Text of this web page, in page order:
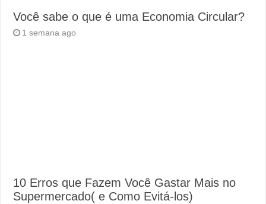
Você sabe o que é uma Economia Circular?
1 semana ago
10 Erros que Fazem Você Gastar Mais no
Supermercado( e Como Evitá-los)